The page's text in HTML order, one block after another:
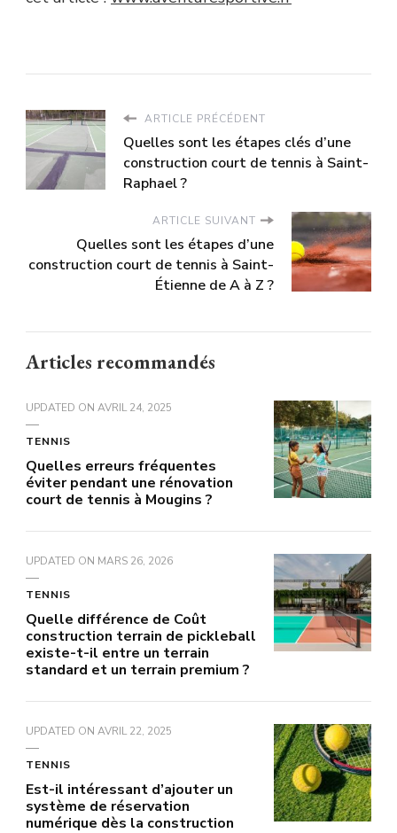
ARTICLE PRÉCÉDENT
Quelles sont les étapes clés d’une
construction court de tennis à Saint-
Raphael ?
ARTICLE SUIVANT
Quelles sont les étapes d’une
construction court de tennis à Saint-
Étienne de A à Z ?
Articles recommandés
UPDATED ON AVRIL 24, 2025
TENNIS
Quelles erreurs fréquentes
éviter pendant une rénovation
court de tennis à Mougins ?
UPDATED ON MARS 26, 2026
TENNIS
Quelle différence de Coût
construction terrain de pickleball
existe-t-il entre un terrain
standard et un terrain premium ?
UPDATED ON AVRIL 22, 2025
TENNIS
Est-il intéressant d’ajouter un
système de réservation
numérique dès la construction